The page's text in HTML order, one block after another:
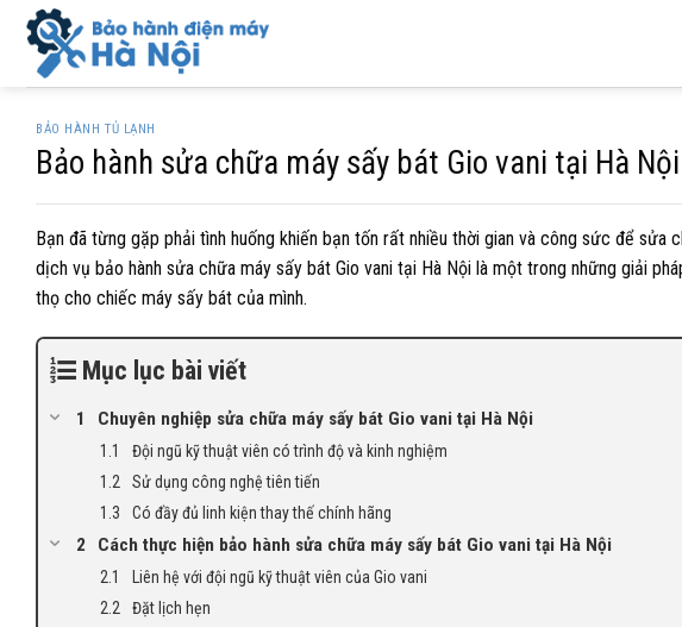
Skip
content
BẢO HÀNH TỦ LẠNH
Bảo hành sửa chữa máy sấy bát Gio vani tại Hà
Bạn đã từng gặp phải tình huống khiến bạn tốn rất nhiều thời gian và công sức để
dịch vụ bảo hành sửa chữa máy sấy bát Gio vani tại Hà Nội là một trong những giải
thọ cho chiếc máy sấy bát của mình.
Mục lục bài viết
Chuyên nghiệp sửa chữa máy sấy bát Gio vani tại Hà Nội
Đội ngũ kỹ thuật viên có trình độ và kinh nghiệm
Sử dụng công nghệ tiên tiến
Có đầy đủ linh kiện thay thế chính hãng
Cách thực hiện bảo hành sửa chữa máy sấy bát Gio vani tại Hà Nội
Liên hệ với đội ngũ kỹ thuật viên của Gio vani
Đặt lịch hẹn